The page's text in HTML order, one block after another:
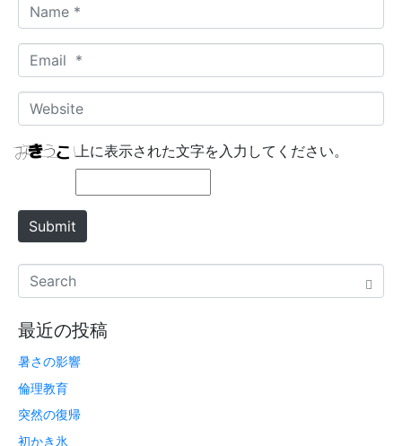
a
m
*
m
a
*
W
e
b
t
上に表示された文字を入力してください。
Submit
最近の投稿
暑さの影響
倫理教育
突然の復帰
初かき氷